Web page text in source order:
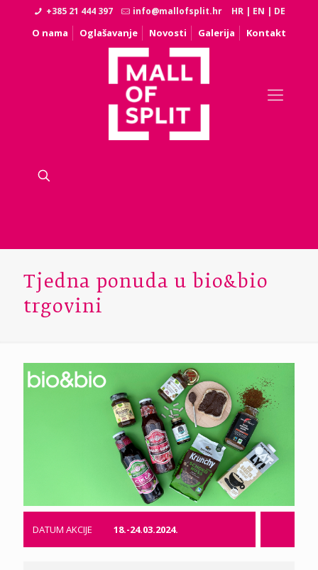
+385 21 444 397 info@mallofsplit.hr HR | EN | DE
O nama Oglašavanje Novosti Galerija Kontakt
Tjedna ponuda u bio&bio
trgovini
DATUM AKCIJE 18.-24.03.2024.